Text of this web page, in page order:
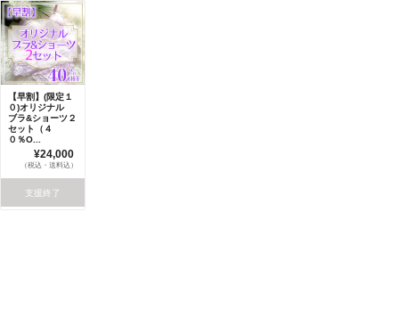
【早割】(限定１
０)オリジナル
ブラ&ショーツ２
セット（４
０％O...
¥24,000
（税込・送料込）
支援終了